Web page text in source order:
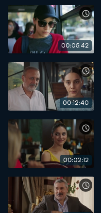
00:05:42
00:12:40
00:02:12